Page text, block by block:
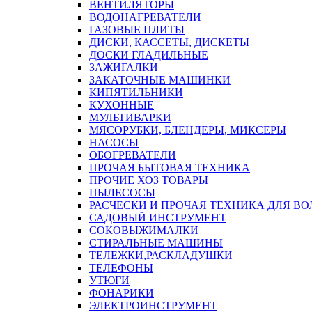
ВЕНТИЛЯТОРЫ
ВОДОНАГРЕВАТЕЛИ
ГАЗОВЫЕ ПЛИТЫ
ДИСКИ, КАССЕТЫ, ДИСКЕТЫ
ДОСКИ ГЛАДИЛЬНЫЕ
ЗАЖИГАЛКИ
ЗАКАТОЧНЫЕ МАШИНКИ
КИПЯТИЛЬНИКИ
КУХОННЫЕ
МУЛЬТИВАРКИ
МЯСОРУБКИ, БЛЕНДЕРЫ, МИКСЕРЫ
НАСОСЫ
ОБОГРЕВАТЕЛИ
ПРОЧАЯ БЫТОВАЯ ТЕХНИКА
ПРОЧИЕ ХОЗ ТОВАРЫ
ПЫЛЕСОСЫ
РАСЧЕСКИ И ПРОЧАЯ ТЕХНИКА ДЛЯ
САДОВЫЙ ИНСТРУМЕНТ
СОКОВЫЖИМАЛКИ
СТИРАЛЬНЫЕ МАШИНЫ
ТЕЛЕЖКИ,РАСКЛАДУШКИ
ТЕЛЕФОНЫ
УТЮГИ
ФОНАРИКИ
ЭЛЕКТРОИНСТРУМЕНТ